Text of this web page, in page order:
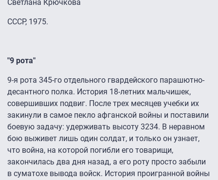
Светлана Крючкова
СССР, 1975.
"9 рота"
9-я рота 345-го отдельного гвардейского парашютно-
десантного полка. История 18-летних мальчишек,
совершивших подвиг. После трех месяцев учебки их
закинули в самое пекло афганской войны и поставили
боевую задачу: удерживать высоту 3234. В неравном
бою выживет лишь один солдат, и только он узнает,
что война, на которой погибли его товарищи,
закончилась два дня назад, а его роту просто забыли
в суматохе вывода войск. История проигранной войны